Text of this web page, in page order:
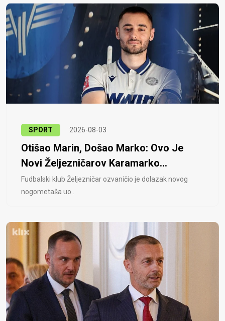
SPORT 2026-08-03
Otišao Marin, Došao Marko: Ovo Je
Novi Željezničarov Karamarko...
Fudbalski klub Željezničar ozvaničio je dolazak novog
nogometaša uo..